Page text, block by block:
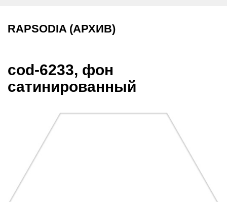
RAPSODIA (АРХИВ)
cod-6233, фон
сатинированный